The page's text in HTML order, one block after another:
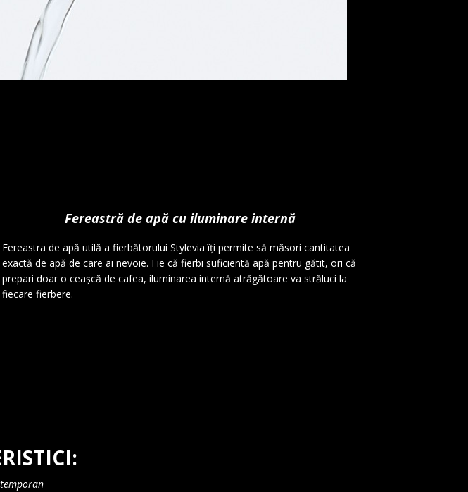
Fereastră de apă cu iluminare internă
Fereastra de apă utilă a fierbătorului Stylevia îți permite să măsori cantitatea
exactă de apă de care ai nevoie. Fie că fierbi suficientă apă pentru gătit, ori că
prepari doar o ceașcă de cafea, iluminarea internă atrăgătoare va străluci la
fiecare fierbere.